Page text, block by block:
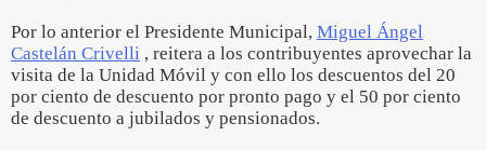
Por lo anterior el Presidente Municipal, Miguel Ángel
Castelán Crivelli , reitera a los contribuyentes aprovechar la
visita de la Unidad Móvil y con ello los descuentos del 20
por ciento de descuento por pronto pago y el 50 por ciento
de descuento a jubilados y pensionados.